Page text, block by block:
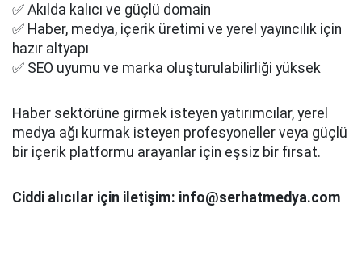
✅ Akılda kalıcı ve güçlü domain
✅ Haber, medya, içerik üretimi ve yerel yayıncılık için
hazır altyapı
✅ SEO uyumu ve marka oluşturulabilirliği yüksek
Haber sektörüne girmek isteyen yatırımcılar, yerel
medya ağı kurmak isteyen profesyoneller veya güçlü
bir içerik platformu arayanlar için eşsiz bir fırsat.
Ciddi alıcılar için iletişim: info@serhatmedya.com